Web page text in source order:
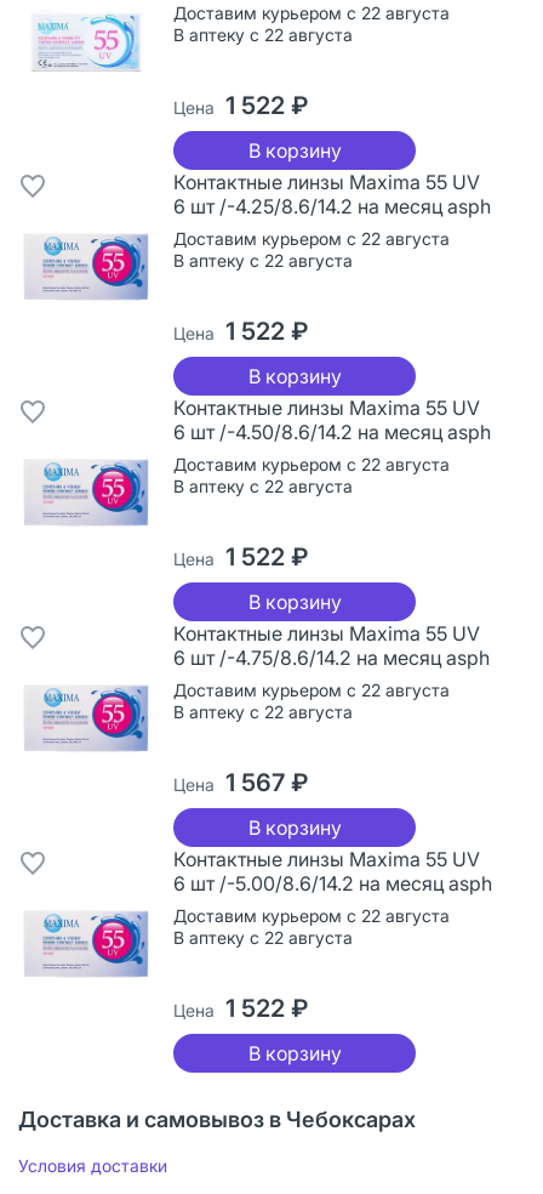
Доставим курьером с 22 августа
В аптеку с 22 августа
Цена 1 522 ₽
В корзину
Контактные линзы Maxima 55 UV
6 шт /-4.25/8.6/14.2 на месяц asph
Доставим курьером с 22 августа
В аптеку с 22 августа
Цена 1 522 ₽
В корзину
Контактные линзы Maxima 55 UV
6 шт /-4.50/8.6/14.2 на месяц asph
Доставим курьером с 22 августа
В аптеку с 22 августа
Цена 1 522 ₽
В корзину
Контактные линзы Maxima 55 UV
6 шт /-4.75/8.6/14.2 на месяц asph
Доставим курьером с 22 августа
В аптеку с 22 августа
Цена 1 567 ₽
В корзину
Контактные линзы Maxima 55 UV
6 шт /-5.00/8.6/14.2 на месяц asph
Доставим курьером с 22 августа
В аптеку с 22 августа
Цена 1 522 ₽
В корзину
Доставка и самовывоз в Чебоксарах
Условия доставки